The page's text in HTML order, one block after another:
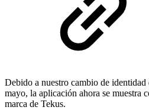
Debido a nuestro cambio de
mayo, la aplicación ahora se muestra
marca de Tekus.